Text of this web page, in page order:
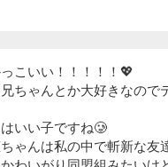
こいい！！！！！💖
ちゃんとか大好きなので
いい子ですね🥲
ゃんは私の中で斬新な友